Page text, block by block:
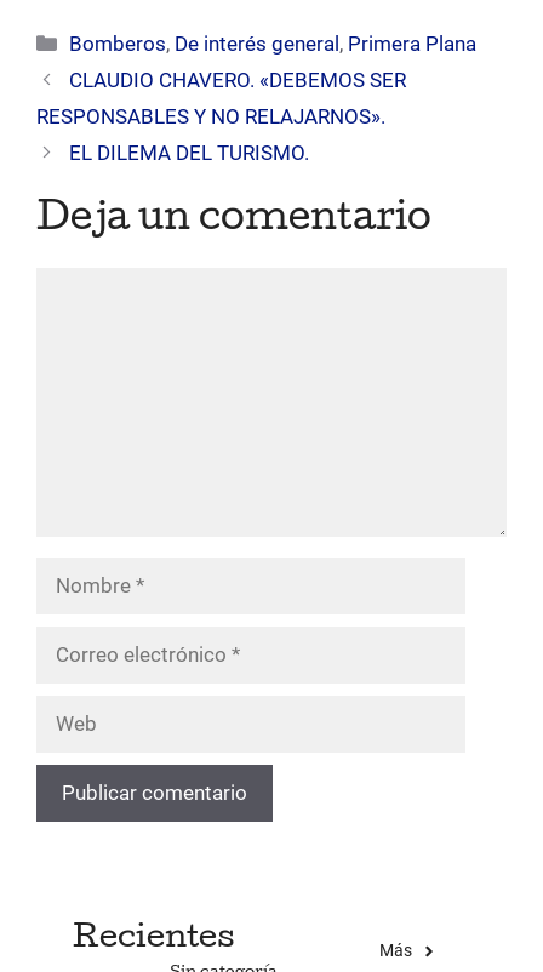
Categorías
Bomberos, De interés general, Primera Plana
CLAUDIO CHAVERO. «DEBEMOS SER
RESPONSABLES Y NO RELAJARNOS».
EL DILEMA DEL TURISMO.
Deja un comentario
Nombre
Recientes Más